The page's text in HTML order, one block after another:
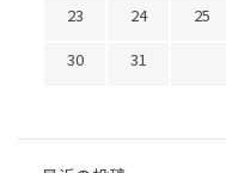
23
24 25
30
31